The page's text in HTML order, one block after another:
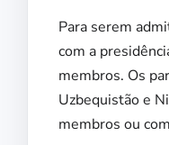
Para serem
com a
membros. Os
Uzbequistão e
membros ou